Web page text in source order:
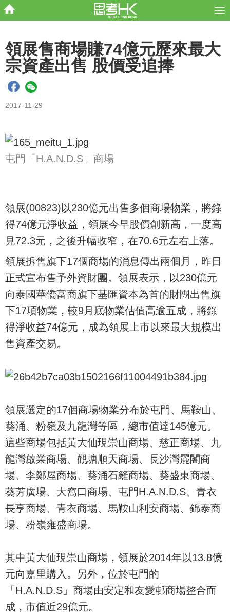
領展售商場賺74億元歷來最大
宗資產出售 股價受追捧
2017-11-29
屯門「H.A.N.D.S」商場
領展(00823)以230億元出售多個商場物業，將錄
得74億元淨收益，領展今早股價創新高，一度高
見72.3元，之後升幅收窄，在70.6元左右上落。
領展拆售旗下17個商場的消息傳出兩個月，昨日
正式宣布售予外資財團。領展表示，以230億元
向泰國華僑富商旗下基匯資本為首的財團出售旗
下17項物業，較9月底物業估值高逾五成，將錄
得淨收益74億元，成為領展上市以來最大規模出
售資產交易。
領展選定的17個商場物業分布於屯門、馬鞍山、
葵涌、粉嶺及九龍灣等區，總市值達145億元。
這些商場包括黃大仙現崇山商場、慈正商場、九
龍灣啟業商場、觀塘順天商場、長沙灣麗閣商
場、李鄭屋商場、葵涌石籬商場、葵盛東商場、
葵芳廣場、大窩口商場、屯門H.A.N.D.S、青衣
長亨商場、青衣商場、馬鞍山利安商場、錦泰商
場、粉嶺雍盛商場。
其中黃大仙現崇山商場，領展於2014年以13.8億
元向嘉里購入。另外，位於屯門的
「H.A.N.D.S」商場由安定和友愛邨商場整合而
成，市值近29億元。